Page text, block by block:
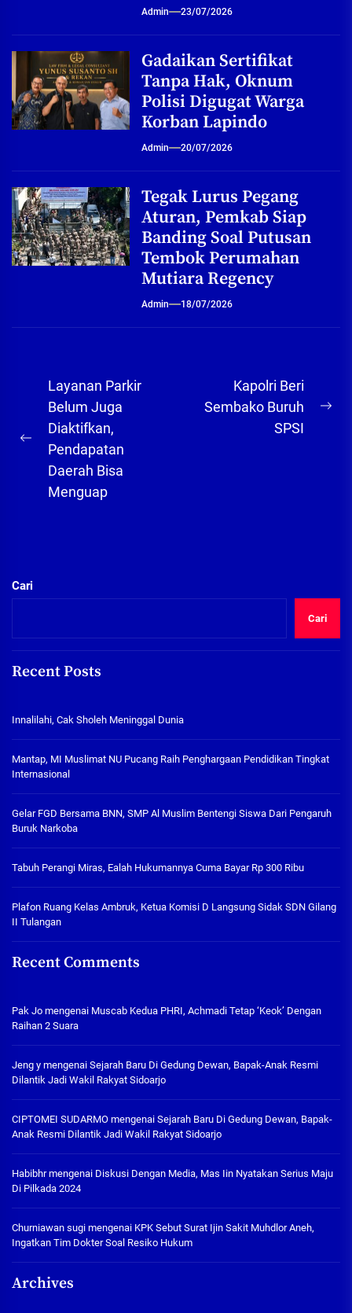
Admin 23/07/2026
Gadaikan Sertifikat
Tanpa Hak, Oknum
Polisi Digugat Warga
Korban Lapindo
Admin 20/07/2026
Tegak Lurus Pegang
Aturan, Pemkab Siap
Banding Soal Putusan
Tembok Perumahan
Mutiara Regency
Admin 18/07/2026
Navigasi
pos
Previous
post:
Layanan Parkir
Belum Juga
Diaktifkan,
Pendapatan
Daerah Bisa
Menguap
Kapolri Beri
Sembako Buruh
SPSI
Cari
Cari
Recent Posts
Innalilahi, Cak Sholeh Meninggal Dunia
Mantap, MI Muslimat NU Pucang Raih Penghargaan Pendidikan Tingkat
Internasional
Gelar FGD Bersama BNN, SMP Al Muslim Bentengi Siswa Dari Pengaruh
Buruk Narkoba
Tabuh Perangi Miras, Ealah Hukumannya Cuma Bayar Rp 300 Ribu
Plafon Ruang Kelas Ambruk, Ketua Komisi D Langsung Sidak SDN Gilang
II Tulangan
Recent Comments
Pak Jo mengenai Muscab Kedua PHRI, Achmadi Tetap ‘Keok’ Dengan
Raihan 2 Suara
Jeng y mengenai Sejarah Baru Di Gedung Dewan, Bapak-Anak Resmi
Dilantik Jadi Wakil Rakyat Sidoarjo
CIPTOMEI SUDARMO mengenai Sejarah Baru Di Gedung Dewan, Bapak-
Anak Resmi Dilantik Jadi Wakil Rakyat Sidoarjo
Habibhrmengenai Diskusi Dengan Media, Mas Iin Nyatakan Serius Maju
Di Pilkada 2024
Churniawan sugi mengenai KPK Sebut Surat Ijin Sakit Muhdlor Aneh,
Ingatkan Tim Dokter Soal Resiko Hukum
Archives